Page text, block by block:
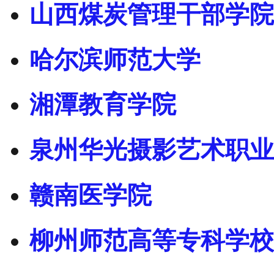
山西煤炭管理干部学院
哈尔滨师范大学
湘潭教育学院
泉州华光摄影艺术职
赣南医学院
柳州师范高等专科学校